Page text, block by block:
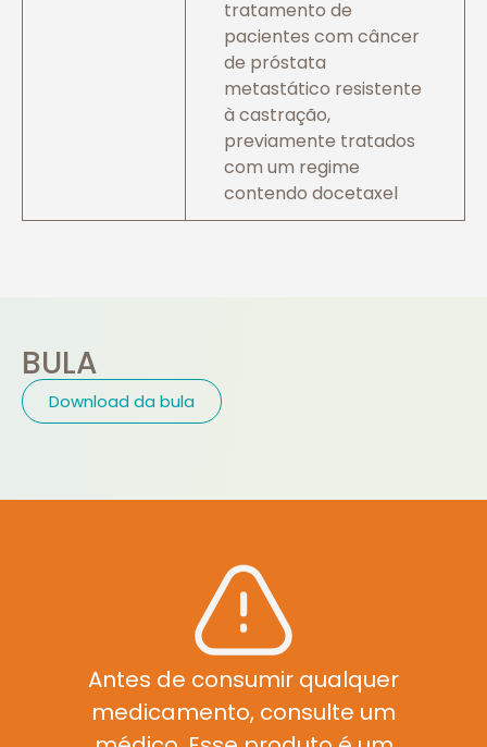
tratamento de
pacientes com câncer
de próstata
metastático resistente
à castração,
previamente tratados
com um regime
contendo docetaxel
BULA
Download da bula
Antes de consumir qualquer
medicamento, consulte um